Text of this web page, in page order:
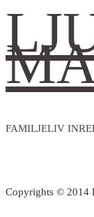
FAMILJELIV
Copyrights © 2014